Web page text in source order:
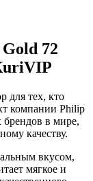
72
для тех, кто
компании Philip
брендов в мире,
качеству.
вкусом,
мягкое и